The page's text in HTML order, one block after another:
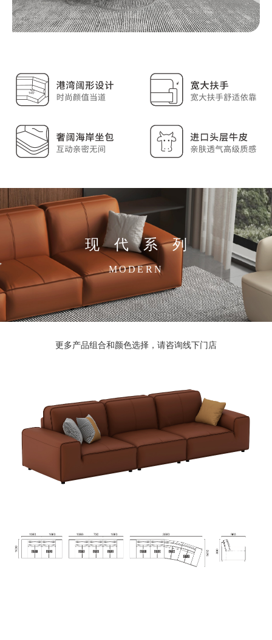
现代系列
MODERN
更多产品组合和颜色选择，请咨询线下门店